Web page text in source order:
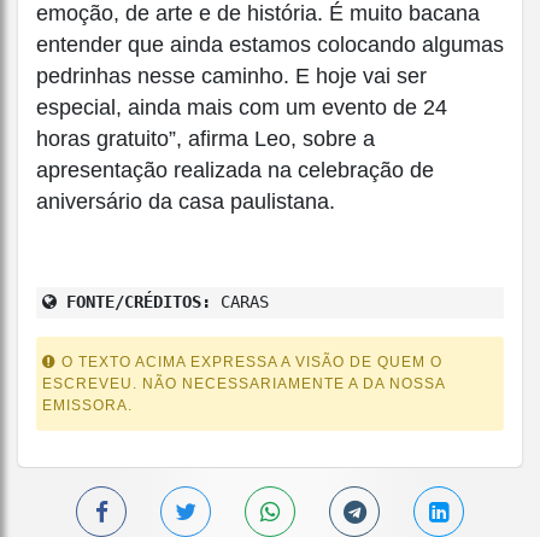
emoção, de arte e de história. É muito bacana
entender que ainda estamos colocando algumas
pedrinhas nesse caminho. E hoje vai ser
especial, ainda mais com um evento de 24
horas gratuito”, afirma Leo, sobre a
apresentação realizada na celebração de
aniversário da casa paulistana.
FONTE/CRÉDITOS: CARAS
O TEXTO ACIMA EXPRESSA A VISÃO DE QUEM O
ESCREVEU. NÃO NECESSARIAMENTE A DA NOSSA
EMISSORA.